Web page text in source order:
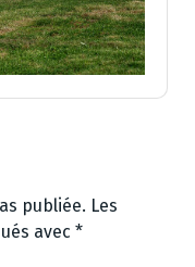
publiée. Les
avec *